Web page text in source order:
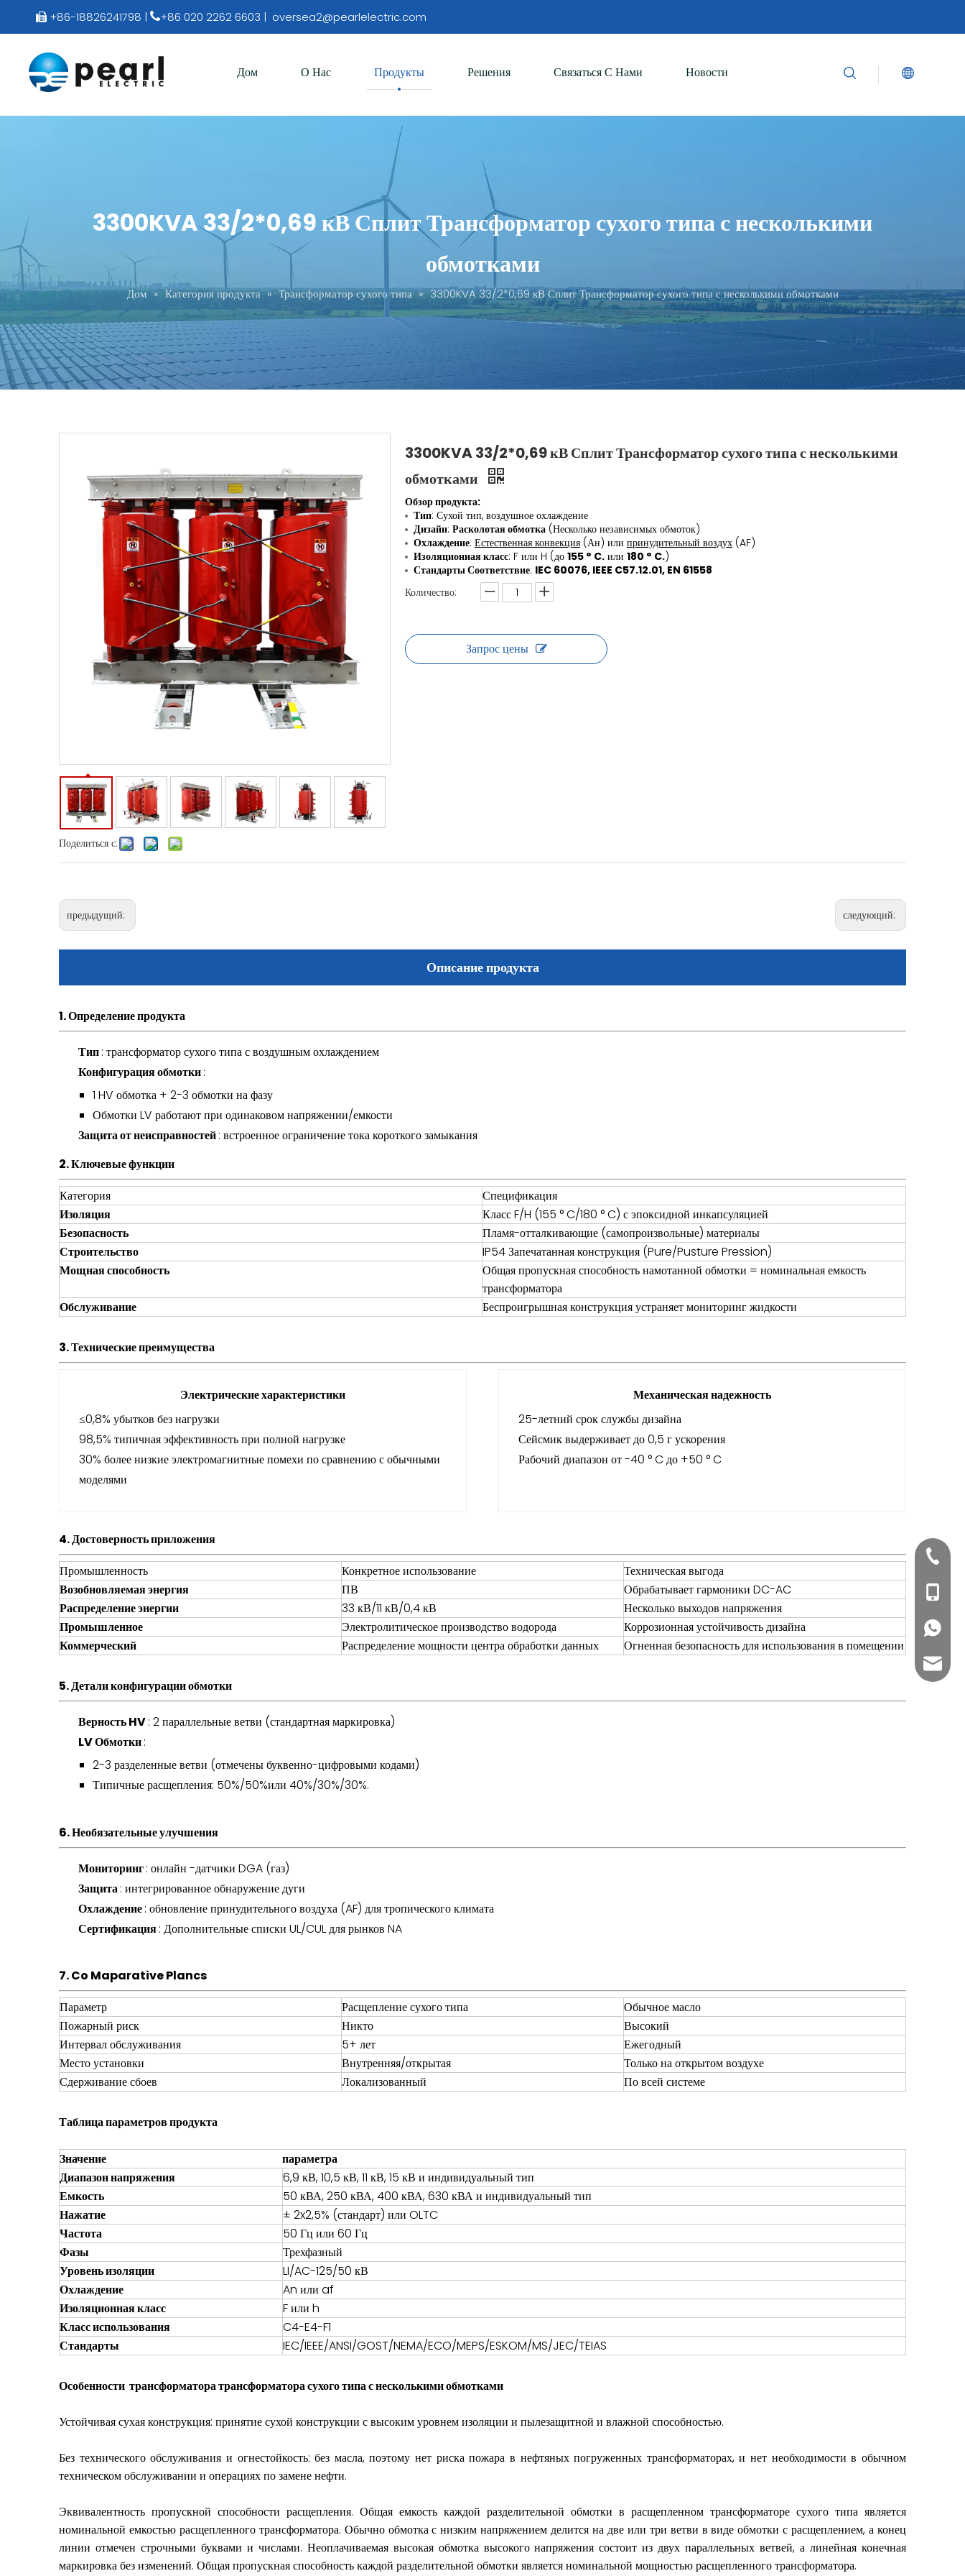
 +86-18826241798 | +86 020 2262 6603 | oversea2@pearlelectric.com
Дом О Нас Продукты Решения Связаться С Нами Новости
3300KVA 33/2*0,69 кВ Сплит Трансформатор сухого типа с несколькими
обмотками
Дом » Категория продукта » Трансформатор сухого типа » 3300KVA 33/2*0,69 кВ Сплит Трансформатор сухого типа с несколькими обмотками
Поделиться с:
3300KVA 33/2*0,69 кВ Сплит Трансформатор сухого типа с несколькими
обмотками
Обзор продукта:
Тип: Сухой тип, воздушное охлаждение
Дизайн: Расколотая обмотка (Несколько независимых обмоток)
Охлаждение: Естественная конвекция (Ан) или принудительный воздух (AF)
Изоляционная класс: F или H (до 155 ° C. или 180 ° C.)
Стандарты Соответствие: IEC 60076, IEEE C57.12.01, EN 61558
Количество:
Запрос цены
предыдущий: следующий:
Описание продукта
1. Определение продукта
Тип: трансформатор сухого типа с воздушным охлаждением
Конфигурация обмотки:
1 HV обмотка + 2-3 обмотки на фазу
Обмотки LV работают при одинаковом напряжении/емкости
Защита от неисправностей: встроенное ограничение тока короткого замыкания
2. Ключевые функции
Категория
Спецификация
Изоляция
Класс F/H (155 ° C/180 ° C) с эпоксидной инкапсуляцией
Безопасность
Пламя-отталкивающие (самопроизвольные) материалы
Строительство
IP54 Запечатанная конструкция (Pure/Pusture Pression)
Мощная способность
Общая пропускная способность намотанной обмотки = номинальная емкость
трансформатора
Обслуживание
Беспроигрышная конструкция устраняет мониторинг жидкости
3. Технические преимущества
Электрические характеристики
≤0,8% убытков без нагрузки
98,5% типичная эффективность при полной нагрузке
30% более низкие электромагнитные помехи по сравнению с обычными
моделями
Механическая надежность
25-летний срок службы дизайна
Сейсмик выдерживает до 0,5 г ускорения
Рабочий диапазон от -40 ° C до +50 ° C
4. Достоверность приложения
Промышленность
Конкретное использование
Техническая выгода
Возобновляемая энергия
ПВ
Обрабатывает гармоники DC-AC
Распределение энергии
33 кВ/11 кВ/0,4 кВ
Несколько выходов напряжения
Промышленное
Электролитическое производство водорода
Коррозионная устойчивость дизайна
Коммерческий
Распределение мощности центра обработки данных Огненная безопасность для использования в помещении
5. Детали конфигурации обмотки
Верность HV: 2 параллельные ветви (стандартная маркировка)
LV Обмотки:
2-3 разделенные ветви (отмечены буквенно-цифровыми кодами)
Типичные расщепления: 50%/50%или 40%/30%/30%.
6. Необязательные улучшения
Мониторинг: онлайн -датчики DGA (газ)
Защита: интегрированное обнаружение дуги
Охлаждение: обновление принудительного воздуха (AF) для тропического климата
Сертификация: Дополнительные списки UL/CUL для рынков NA
7. Co Maparative Plancs
Параметр
Расщепление сухого типа
Обычное масло
Пожарный риск
Никто
Высокий
Интервал обслуживания
5+ лет
Ежегодный
Место установки
Внутренняя/открытая
Только на открытом воздухе
Сдерживание сбоев
Локализованный По всей системе
Таблица параметров продукта
Значение
параметра
Диапазон напряжения
6,9 кВ, 10,5 кВ, 11 кВ, 15 кВ и индивидуальный тип
Емкость
50 кВА, 250 кВА, 400 кВА, 630 кВА и индивидуальный тип
Нажатие
± 2x2,5% (стандарт) или OLTC
Частота
50 Гц или 60 Гц
Фазы
Трехфазный
Уровень изоляции
LI/AC-125/50 кВ
Охлаждение
An или af
Изоляционная класс
F или h
Класс использования
C4-E4-F1
Стандарты
IEC/IEEE/ANSI/GOST/NEMA/ECO/MEPS/ESKOM/MS/JEC/TEIAS
Особенности трансформатора трансформатора сухого типа с несколькими обмотками
Устойчивая сухая конструкция: принятие сухой конструкции с высоким уровнем изоляции и пылезащитной и влажной способностью.
Без технического обслуживания и огнестойкость: без масла, поэтому нет риска пожара в нефтяных погруженных трансформаторах, и нет необходимости в обычном
техническом обслуживании и операциях по замене нефти.
Эквивалентность пропускной способности расщепления. Общая емкость каждой разделительной обмотки в расщепленном трансформаторе сухого типа является
номинальной емкостью расщепленного трансформатора. Обычно обмотка с низким напряжением делится на две или три ветви в виде обмотки с расщеплением, а конец
линии отмечен строчными буквами и числами. Неоплачиваемая высокая обмотка высокого напряжения состоит из двух параллельных ветвей, а линейная конечная
маркировка без изменений. Общая пропускная способность каждой разделительной обмотки является номинальной мощностью расщепленного трансформатора.